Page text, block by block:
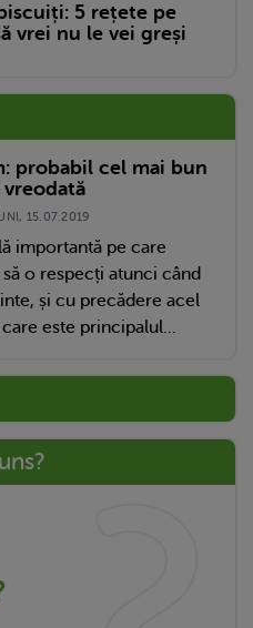
5 rețete pe
vrei nu le vei greși
probabil cel mai bun
15.07.2019
importantă pe care
o respecți atunci când
și cu precădere acel
este principalul...